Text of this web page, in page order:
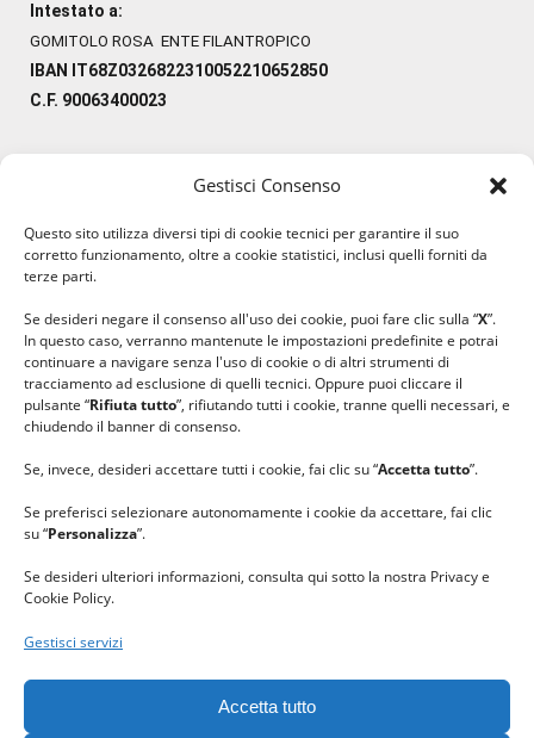
Gestisci Consenso
Questo sito utilizza diversi tipi di cookie tecnici per garantire il suo
corretto funzionamento, oltre a cookie statistici, inclusi quelli forniti da
terze parti.
Se desideri negare il consenso all'uso dei cookie, puoi fare clic sulla “X”.
In questo caso, verranno mantenute le impostazioni predefinite e potrai
continuare a navigare senza l'uso di cookie o di altri strumenti di
tracciamento ad esclusione di quelli tecnici. Oppure puoi cliccare il
pulsante “Rifiuta tutto”, rifiutando tutti i cookie, tranne quelli necessari, e
chiudendo il banner di consenso.
Se, invece, desideri accettare tutti i cookie, fai clic su “Accetta tutto”.
Se preferisci selezionare autonomamente i cookie da accettare, fai clic
su “Personalizza”.
Se desideri ulteriori informazioni, consulta qui sotto la nostra Privacy e
Cookie Policy.
Gestisci servizi
Accetta tutto
Intestato a:
GOMITOLO ROSA ENTE FILANTROPICO
IBAN IT68Z0326822310052210652850
C.F. 90063400023
#lanaterapia
#ilcaloredellempatia